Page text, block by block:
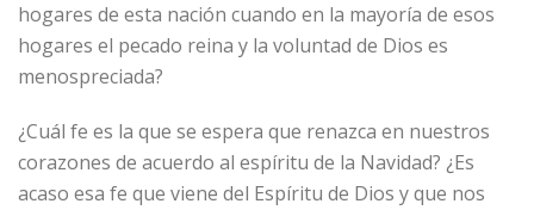
hogares de esta nación cuando en la mayoría de esos
hogares el pecado reina y la voluntad de Dios es
menospreciada?
¿Cuál fe es la que se espera que renazca en nuestros
corazones de acuerdo al espíritu de la Navidad? ¿Es
acaso esa fe que viene del Espíritu de Dios y que nos